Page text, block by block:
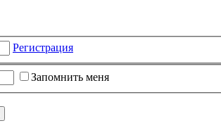
Регистрация
Запомнить меня